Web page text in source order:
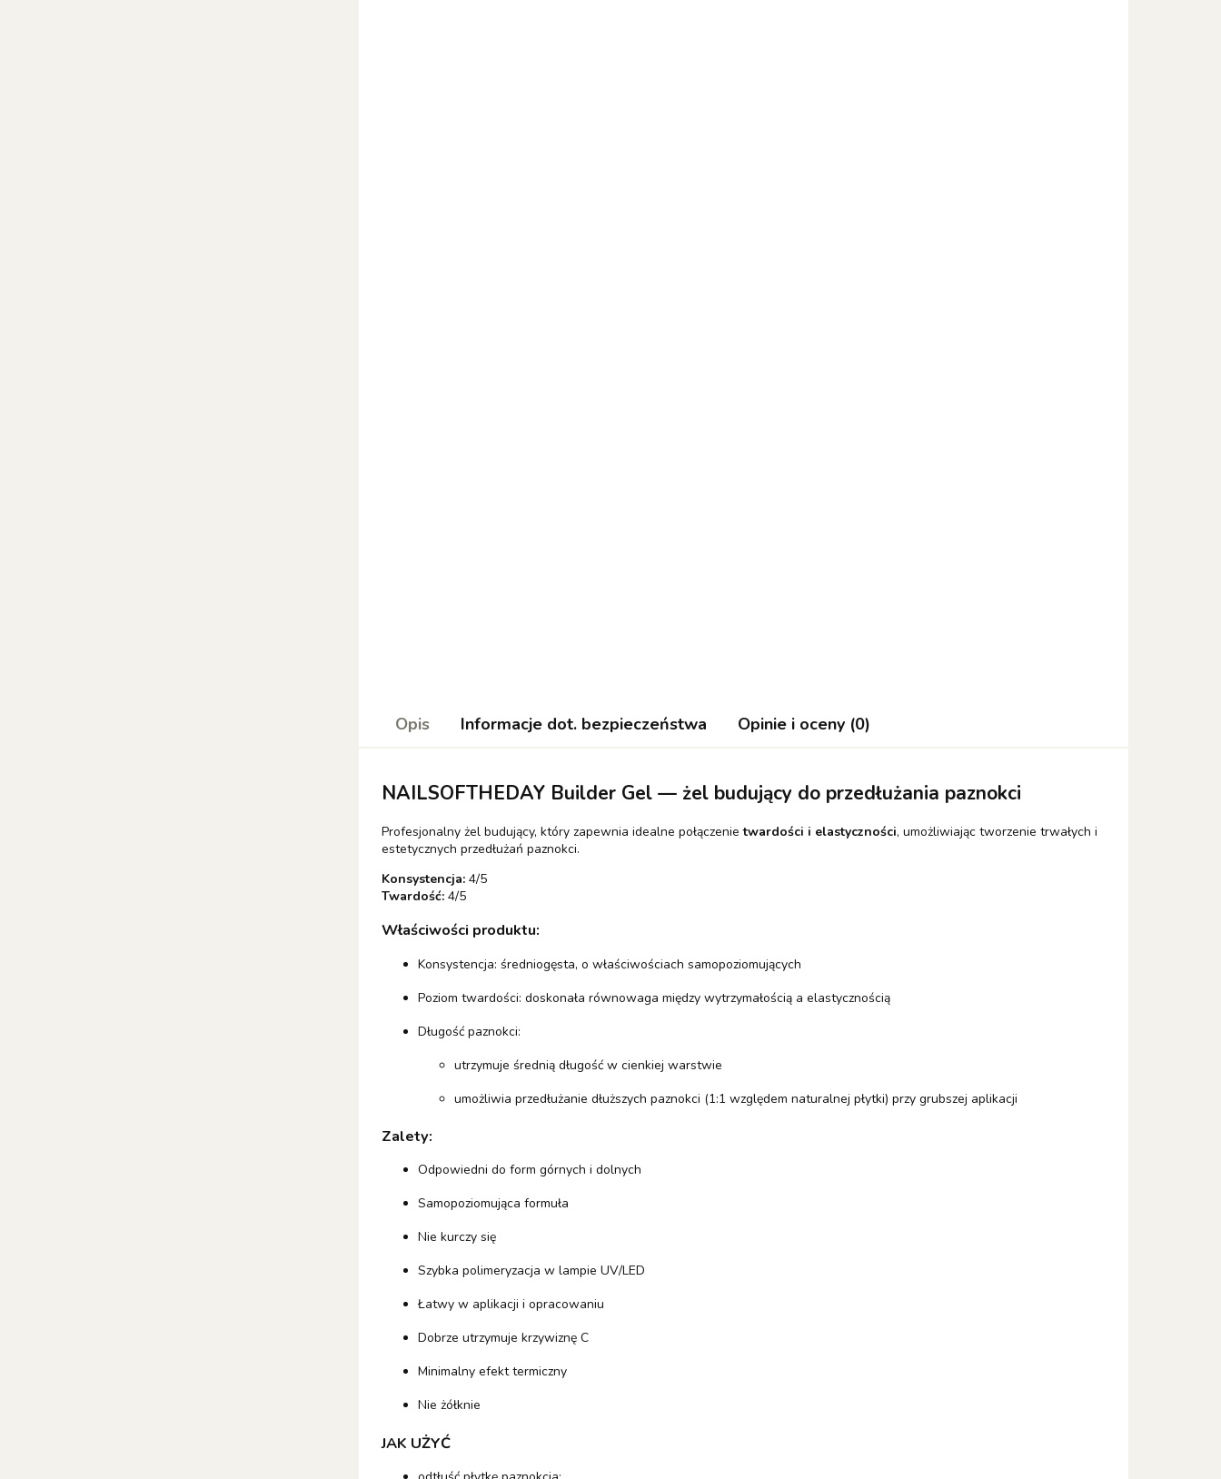
Opis Informacje dot. bezpieczeństwa Opinie i oceny (0)
NAILSOFTHEDAY Builder Gel — żel budujący do przedłużania paznokci
Profesjonalny żel budujący, który zapewnia idealne połączenie twardości i elastyczności, umożliwiając tworzenie trwałych i
estetycznych przedłużań paznokci.
Konsystencja: 4/5
Twardość:4/5
Właściwości produktu:
Konsystencja: średniogęsta, o właściwościach samopoziomujących
Poziom twardości: doskonała równowaga między wytrzymałością a elastycznością
Długość paznokci:
utrzymuje średnią długość w cienkiej warstwie
umożliwia przedłużanie dłuższych paznokci (1:1 względem naturalnej płytki) przy grubszej aplikacji
Zalety:
Odpowiedni do form górnych i dolnych
Samopoziomująca formuła
Nie kurczy się
Szybka polimeryzacja w lampie UV/LED
Łatwy w aplikacji i opracowaniu
Dobrze utrzymuje krzywiznę C
Minimalny efekt termiczny
Nie żółknie
JAK UŻYĆ